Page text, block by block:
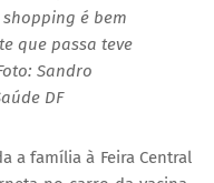
shopping é bem
que passa teve
Sandro
DF
a família à Feira Central